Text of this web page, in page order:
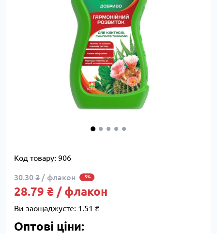
Код товару: 906
30.30 ₴ / флакон -5%
28.79 ₴ / флакон
Ви заощаджуєте: 1.51 ₴
Оптові ціни: